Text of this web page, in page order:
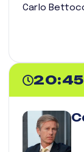
Carlo
20:45